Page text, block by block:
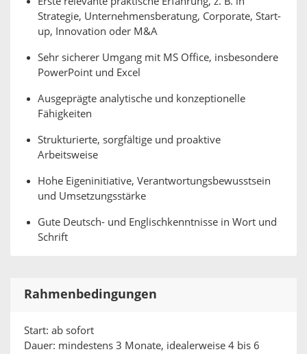
Strategie, Unternehmensberatung, Corporate, Start-
up, Innovation oder M&A
Sehr sicherer Umgang mit MS Office, insbesondere
PowerPoint und Excel
Ausgeprägte analytische und konzeptionelle
Fähigkeiten
Strukturierte, sorgfältige und proaktive
Arbeitsweise
Hohe Eigeninitiative, Verantwortungsbewusstsein
und Umsetzungsstärke
Gute Deutsch- und Englischkenntnisse in Wort und
Schrift
Rahmenbedingungen
Start: ab sofort
Dauer: mindestens 3 Monate, idealerweise 4 bis 6